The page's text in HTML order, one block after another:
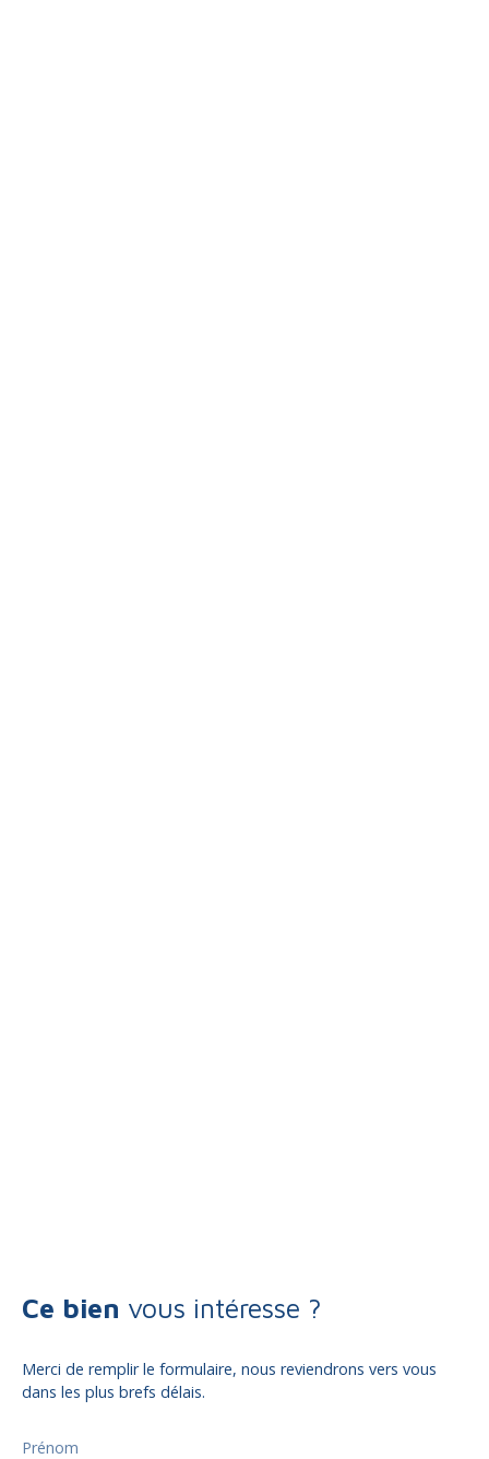
Ce bien vous intéresse ?
Merci de remplir le formulaire, nous reviendrons vers vous
dans les plus brefs délais.
Prénom